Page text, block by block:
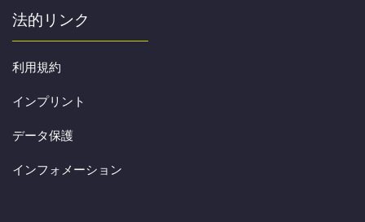
法的リンク
利用規約
インプリント
データ保護
インフォメーション